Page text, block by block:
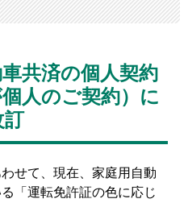
共済の個人契約
個人のご契約）に
訂
せて、現在、家庭用自動
「運転免許証の色に応じ